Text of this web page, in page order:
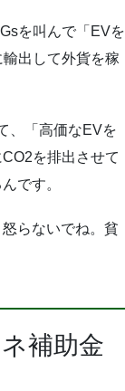
を叫んで「EVを
出して外貨を稼
、「高価なEVを
を排出させて
です。
らないでね。貧
補助金